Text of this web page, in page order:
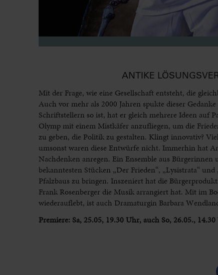
ANTIKE
Mit der Frage, wie eine Gesellschaft entsteht, die
Auch vor mehr als 2000 Jahren spukte dieser
Schriftstellern so ist, hat er gleich mehrere Ideen auf
Olymp mit einem Mistkäfer anzufliegen, um die
zu geben, die Politik zu gestalten. Klingt innovativ?
umsonst waren diese Entwürfe nicht. Immerhin hat
Nachdenken anregen. Ein Ensemble aus
bekanntesten Stücken „Der Frieden“, „Lysistrata“
Pfalzbaus zu bringen. Inszeniert hat die
Frank Rosenberger die Musik arrangiert hat. Mit im
wiederauflebt, ist auch Dramaturgin Barbara
Premiere: Sa, 25.05, 19.30 Uhr, auch So, 26.05.,